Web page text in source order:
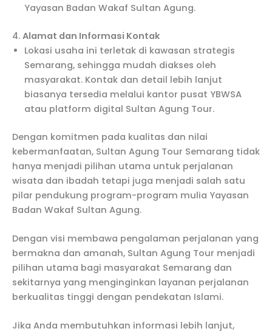
Yayasan Badan Wakaf Sultan Agung.
4. Alamat dan Informasi Kontak
Lokasi usaha ini terletak di kawasan strategis
Semarang, sehingga mudah diakses oleh
masyarakat. Kontak dan detail lebih lanjut
biasanya tersedia melalui kantor pusat YBWSA
atau platform digital Sultan Agung Tour.
Dengan komitmen pada kualitas dan nilai
kebermanfaatan, Sultan Agung Tour Semarang tidak
hanya menjadi pilihan utama untuk perjalanan
wisata dan ibadah tetapi juga menjadi salah satu
pilar pendukung program-program mulia Yayasan
Badan Wakaf Sultan Agung.
Dengan visi membawa pengalaman perjalanan yang
bermakna dan amanah, Sultan Agung Tour menjadi
pilihan utama bagi masyarakat Semarang dan
sekitarnya yang menginginkan layanan perjalanan
berkualitas tinggi dengan pendekatan Islami.
Jika Anda membutuhkan informasi lebih lanjut,